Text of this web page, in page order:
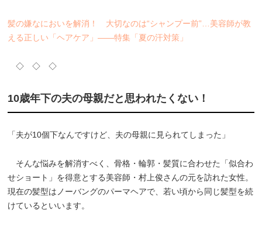
髪の嫌なにおいを解消！ 大切なのは“シャンプー前”…美容師が教
える正しい「ヘアケア」――特集「夏の汗対策」
◇ ◇ ◇
10歳年下の夫の母親だと思われたくない！
「夫が10個下なんですけど、夫の母親に見られてしまった」
そんな悩みを解消すべく、骨格・輪郭・髪質に合わせた「似合わ
せショート」を得意とする美容師・村上俊さんの元を訪れた女性。
現在の髪型はノーバングのパーマヘアで、若い頃から同じ髪型を続
けているといいます。